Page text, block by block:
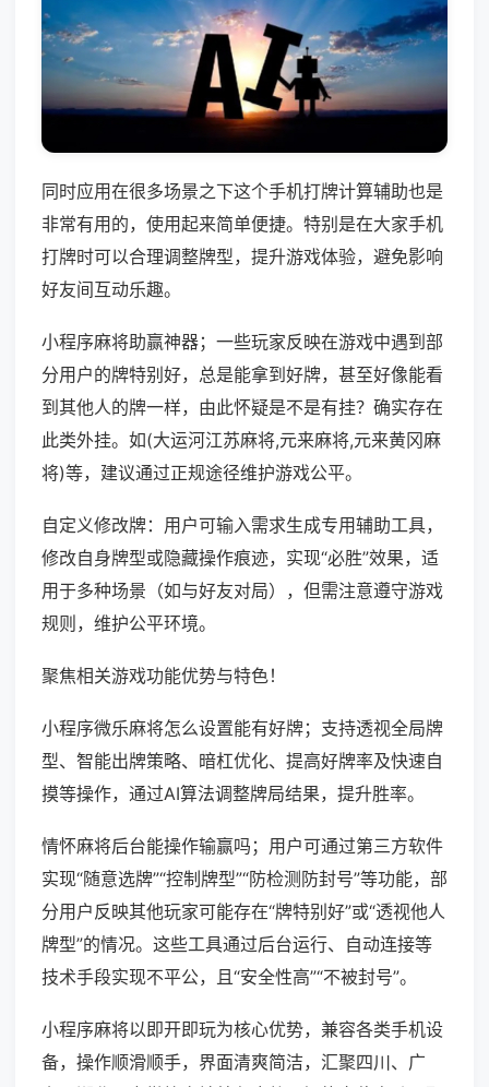
同时应用在很多场景之下这个手机打牌计算辅助也是
非常有用的，使用起来简单便捷。特别是在大家手机
打牌时可以合理调整牌型，提升游戏体验，避免影响
好友间互动乐趣。
小程序麻将助赢神器；一些玩家反映在游戏中遇到部
分用户的牌特别好，总是能拿到好牌，甚至好像能看
到其他人的牌一样，由此怀疑是不是有挂？确实存在
此类外挂。如(大运河江苏麻将,元来麻将,元来黄冈麻
将)等，建议通过正规途径维护游戏公平。
自定义修改牌：用户可输入需求生成专用辅助工具，
修改自身牌型或隐藏操作痕迹，实现“必胜”效果，适
用于多种场景（如与好友对局），但需注意遵守游戏
规则，维护公平环境。
聚焦相关游戏功能优势与特色！
小程序微乐麻将怎么设置能有好牌；支持透视全局牌
型、智能出牌策略、暗杠优化、提高好牌率及快速自
摸等操作，通过AI算法调整牌局结果，提升胜率。
情怀麻将后台能操作输赢吗；用户可通过第三方软件
实现“随意选牌”“控制牌型”“防检测防封号”等功能，部
分用户反映其他玩家可能存在“牌特别好”或“透视他人
牌型”的情况。这些工具通过后台运行、自动连接等
技术手段实现不平公，且“安全性高”“不被封号”。
小程序麻将以即开即玩为核心优势，兼容各类手机设
备，操作顺滑顺手，界面清爽简洁，汇聚四川、广